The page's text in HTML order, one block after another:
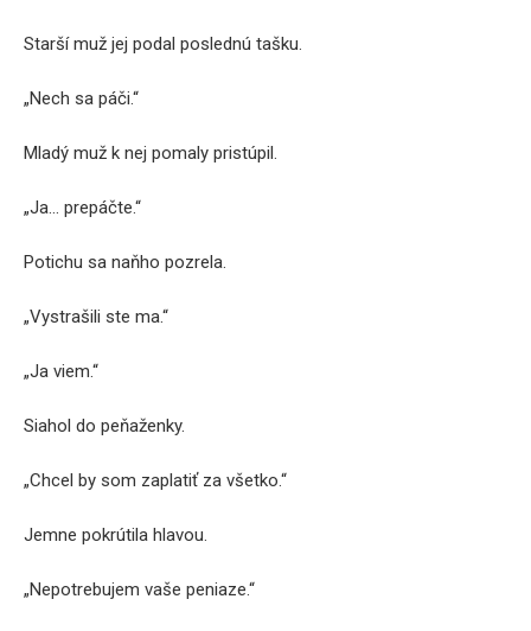
Starší muž jej podal poslednú tašku.
„Nech sa páči.“
Mladý muž k nej pomaly pristúpil.
„Ja… prepáčte.“
Potichu sa naňho pozrela.
„Vystrašili ste ma.“
„Ja viem.“
Siahol do peňaženky.
„Chcel by som zaplatiť za všetko.“
Jemne pokrútila hlavou.
„Nepotrebujem vaše peniaze.“